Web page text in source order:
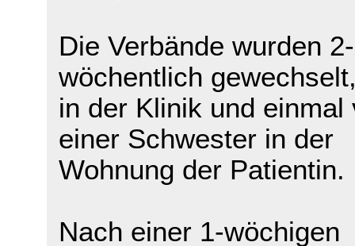
Die Verbände wurden
wöchentlich
in der Klinik und einmal
einer Schwester in der
Wohnung der Patientin.
Nach einer 1-wöchigen